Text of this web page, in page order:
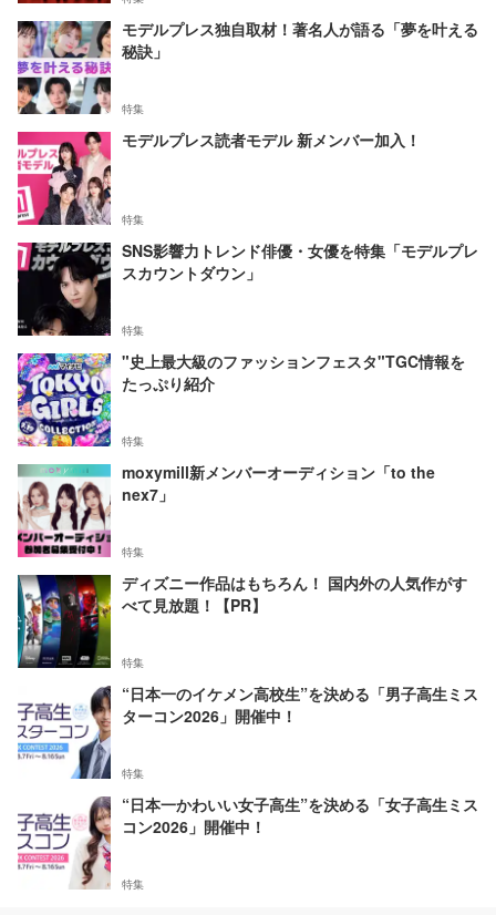
モデルプレス独自取材！著名人が語る「夢を叶える
秘訣」
特集
モデルプレス読者モデル 新メンバー加入！
特集
SNS影響力トレンド俳優・女優を特集「モデルプレ
スカウントダウン」
特集
"史上最大級のファッションフェスタ"TGC情報を
たっぷり紹介
特集
moxymill新メンバーオーディション「to the
nex7」
特集
ディズニー作品はもちろん！ 国内外の人気作がす
べて見放題！【PR】
特集
“日本一のイケメン高校生”を決める「男子高生ミス
ターコン2026」開催中！
特集
“日本一かわいい女子高生”を決める「女子高生ミス
コン2026」開催中！
特集